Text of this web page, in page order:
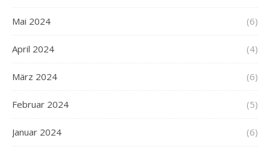
Mai 2024 (6)
April 2024 (4)
März 2024 (6)
Februar 2024 (5)
Januar 2024 (6)